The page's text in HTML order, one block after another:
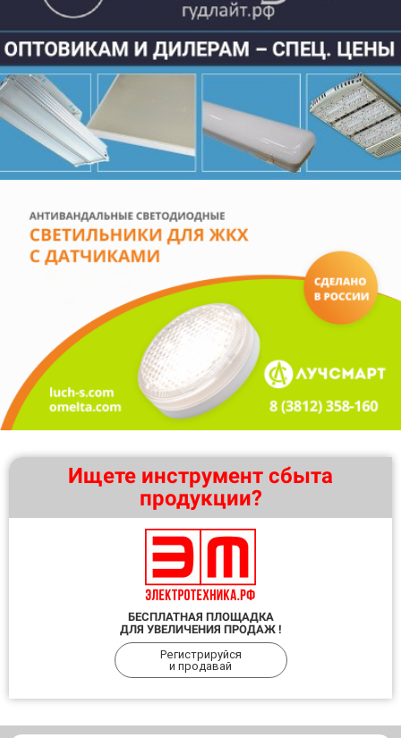
Ищете инструмент сбыта
продукции?
БЕСПЛАТНАЯ ПЛОЩАДКА
ДЛЯ УВЕЛИЧЕНИЯ ПРОДАЖ !
Регистрируйся
и продавай